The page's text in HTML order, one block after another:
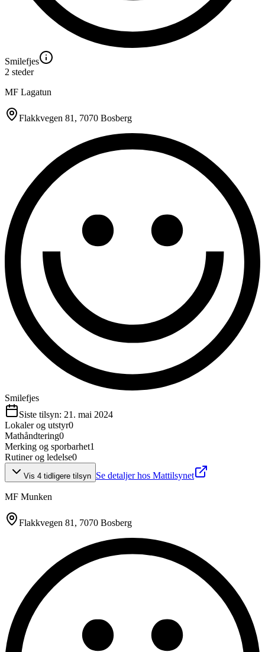
Smilefjes
2 steder
MF Lagatun
Flakkvegen 81 , 7070 Bosberg
Smilefjes
Siste tilsyn: 21. mai 2024
Lokaler og utstyr0
Mathåndtering0
Merking og sporbarhet1
Rutiner og ledelse0
Vis 4 tidligere tilsyn Se detaljer hos Mattilsynet
MF Munken
Flakkvegen 81 , 7070 Bosberg